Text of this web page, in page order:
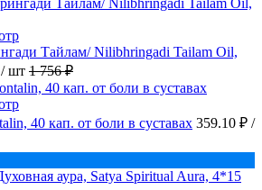
Тайлам/ Nilibhringadi Tailam Oil,
/ шт 1 756 ₽
40 кап. от боли в суставах 359.10 ₽ /